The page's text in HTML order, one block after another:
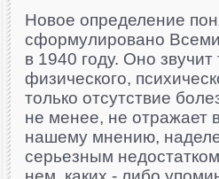
Новое определение
сформулировано
в 1940 году. Оно
физического,
только отсутствие
не менее, не отражает
нашему мнению,
серьезным